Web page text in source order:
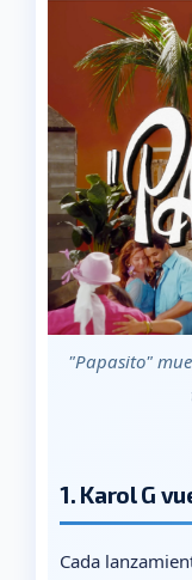
"Papasito"
1. Karol G
Cada